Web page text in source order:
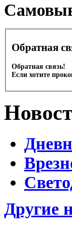
Обратная
Обратная связь!
Если хотите
Другие